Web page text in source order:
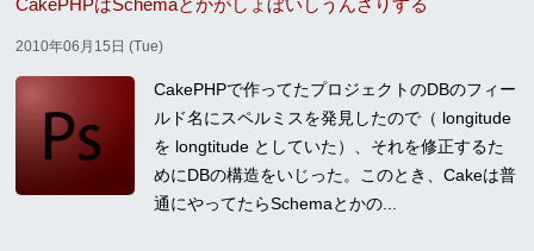
CakePHPはSchemaとかがしょぼいしうんざりする
2010年06月15日 (Tue)
CakePHPで作ってたプロジェクトのDBのフィー
ルド名にスペルミスを発見したので（ longitude
を longtitude としていた）、それを修正するた
めにDBの構造をいじった。このとき、Cakeは普
通にやってたらSchemaとかの...